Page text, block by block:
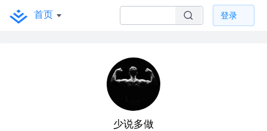
首页 登录
少说多做